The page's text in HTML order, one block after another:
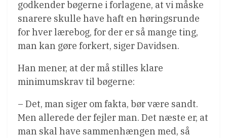
godkender bøgerne i forlagene, at vi måske
snarere skulle have haft en høringsrunde
for hver lærebog, for der er så mange ting,
man kan gøre forkert, siger Davidsen.
Han mener, at der må stilles klare
minimumskrav til bøgerne:
– Det, man siger om fakta, bør være sandt.
Men allerede der fejler man. Det næste er, at
man skal have sammenhængen med, så